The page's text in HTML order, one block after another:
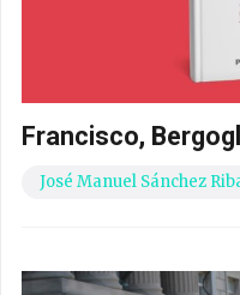
Francisco,
José Manuel Sánchez